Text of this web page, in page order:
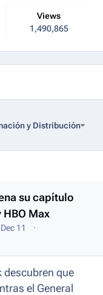
Views
1,490,865
y Distribución
su capítulo
Max
Dec 11
descubren que
el General